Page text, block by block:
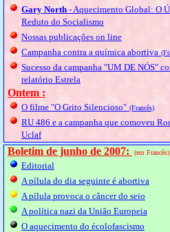
Gary North - Aquecimento Global: O
Reduto do Socialismo
Nossas publicações on line
Campanha contra a química abortiva
Sucesso da campanha "UM DE NÓS"
relatório Estrela
Ontem :
O filme "O Grito Silencioso" (Francês)
RU 486 e a campanha que comoveu
Uclaf
Boletim de junho de 2007: (em Francês)
Editorial
A pílula do dia seguinte é abortiva
A pílula provoca o câncer do seio
A política nazi da União Europeia
O aquecimento do écolofascismo